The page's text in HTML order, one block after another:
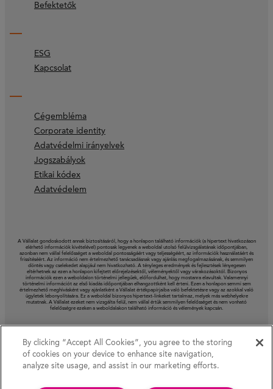
Befektetők
ESG
Kapcsolat
Cégembléma
Corporate identity
Adatvédelmi irányelvek
Jogszabályok
Etikai kódex
Adatvédelem
A Vállalat gondoskodott annak biztosításáról, hogy a honlapon található információk (a hipertext hivatkozáson
elérhető információk kivételével) pontosak legyenek a weboldal utolsó felülvizsgálatának időpontjában,
azonban nem vállal felelősséget a weboldal pontosságáért vagy teljességéért, az információk használatáért és
frissítéséért. Az információ nem értelmezhető tanácsadásnak vagy ajánlás megfogalmazásának, és semmilyen
döntés vagy cselekedet alapjául nem hivatkozható. A tényleges eredmények és fejlesztések lényegesen
eltérhetnek az ezen a honlapon kifejtett előrejelzésektől, véleményektől vagy várakozásoktól. Bizonyos
információk ezen a weboldalon történelmi jellegűek, előfordulhat, hogy mostanra elavultak. Valamennyi
történelmi információt az első kiadás időpontjában elhangzottként kell érteni. Ezen a honlapon semmi sem
értelmezhető meghívásként vagy ajánlatként a Vállalat értékpapírjaiba való befektetésre vagy az azokkal való
ügyletek lebonyolítására. Ez a weboldal bizonyos hipertext-linkeket tartalmaz, melyek más webhelyekre
mutatnak. A Vállalat ezeket nem vizsgálta felül, nem vállal értük semmilyen felelősséget és nem vonható
felelősségre ezeken a weboldalakon található információ és vélemények kapcsán.
By clicking “Accept All Cookies”, you agree to the storing
of cookies on your device to enhance site navigation,
analyze site usage, and assist in our marketing efforts.